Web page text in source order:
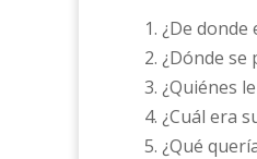
1. ¿De
2. ¿Dónde
3. ¿Quiénes
4. ¿Cuál era
5. ¿Qué